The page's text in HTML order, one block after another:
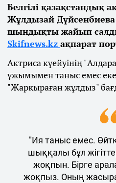
Белгілі қазақстандық
Жұлдызай
шындықты жайып
Skifnews.kz ақпарат
Актриса күейуінің
ұжымымен таныс емес
"Жарқыраған жұлдыз"
"Ия таныс емес.
шыққалы бұл
жоқпын. Бірге
жоқпыз. Оның